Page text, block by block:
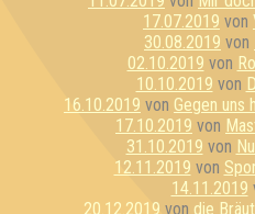
17.07.2019 von
30.08.2019 von
02.10.2019 von
10.10.2019 von
16.10.2019 von Gegen uns
17.10.2019 von
31.10.2019 von
12.11.2019 von
14.11.2019
20.12.2019 von die